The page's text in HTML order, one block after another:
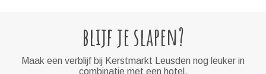
blijf je slapen?
Maak een verblijf bij Kerstmarkt Leusden nog leuker in
combinatie met een hotel.